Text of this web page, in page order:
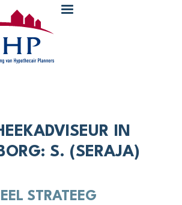
inhoud gaan
IN
S. (SERAJA)
STRATEEG